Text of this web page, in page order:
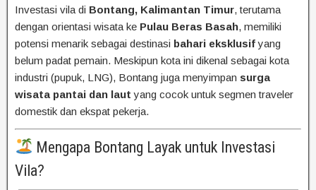
Investasi vila di Bontang, Kalimantan Timur, terutama
dengan orientasi wisata ke Pulau Beras Basah, memiliki
potensi menarik sebagai destinasi bahari eksklusifyang
belum padat pemain. Meskipun kota ini dikenal sebagai kota
industri (pupuk, LNG), Bontang juga menyimpan surga
wisata pantai dan laut yang cocok untuk segmen traveler
domestik dan ekspat pekerja.
Mengapa Bontang Layak untuk Investasi
Vila?